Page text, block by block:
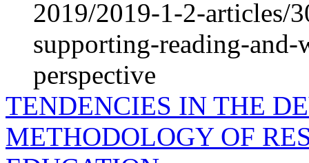
2019/2019-1-2-articles/
supporting-reading-
perspective
TENDENCIES IN THE
METHODOLOGY OF